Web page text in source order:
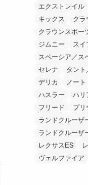
エクストレイル
キックス
ク
クラウンスポー
ジムニー
スイ
スペーシア／ス
セレナ
タン
デリカ
ノート
ハスラー
ハリ
フリード
プリ
ランドクルーザ
ランドクルーザ
レクサスES
ヴェルファイア